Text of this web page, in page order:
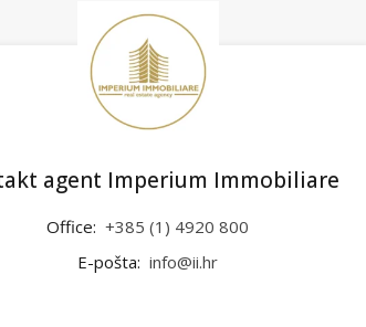
agent Imperium Immobiliare
Office: +385 (1) 4920 800
E-pošta: info@ii.hr